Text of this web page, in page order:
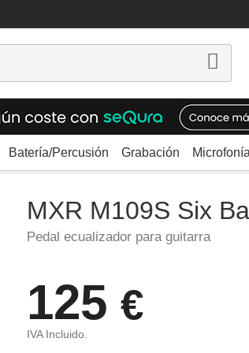
Batería/Percusión Grabación Microfonía
Band EQ
MXR M109S Six
Pedal ecualizador para guitarra
125 €
IVA Incluido.